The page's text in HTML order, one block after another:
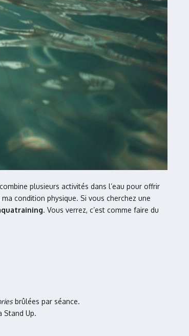
plusieurs activités dans l’eau pour offrir
condition physique. Si vous cherchez une
. Vous verrez, c’est comme faire du
brûlées par séance.
Stand Up.